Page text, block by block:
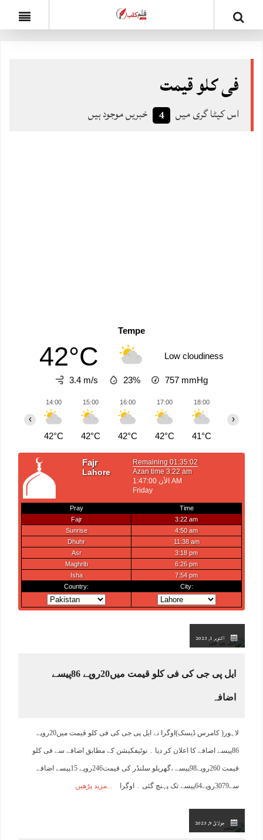
فی کلو قیمت
اس کیٹا گری میں 4 خبریں موجود ہیں
Tempe
42°C Low cloudiness
3.4 m/s 23% 757 mmHg
14:00
42°C
15:00
42°C
16:00
42°C
17:00
42°C
18:00
41°C
‹ ›
اکتوبر 1, 2023
ایل پی جی کی فی کلو قیمت میں20روپے 86پیسے
اضافہ
لاہور( کامرس ڈیسک)اوگرا نے ایل پی جی کی فی کلو قیمت میں20روپے
86پیسے اضافے کا اعلان کر دیا ۔ نوٹیفکیشن کے مطابق اضافے سے فی کلو
قیمت 260روپے98پیسے ،گھریلو سلنڈر کی قیمت246روپے 15پیسے اضافے
سے3079روپے64پیسے تک پہنچ گئی ۔ اوگرا مزید پڑھیں
جولائ 9, 2023